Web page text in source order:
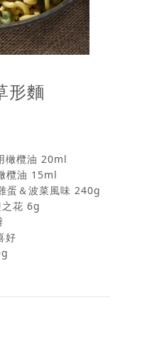
形麵
橄欖油 20ml
欖油 15ml
蛋＆波菜風味 240g
花 6g
好